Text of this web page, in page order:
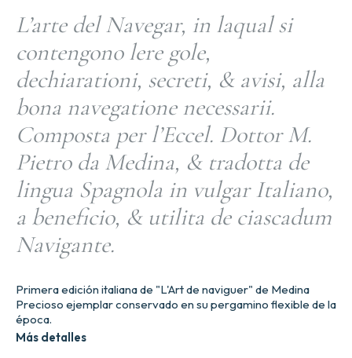
L’arte del Navegar, in laqual si
contengono lere gole,
dechiarationi, secreti, & avisi, alla
bona navegatione necessarii.
Composta per l’Eccel. Dottor M.
Pietro da Medina, & tradotta de
lingua Spagnola in vulgar Italiano,
a beneficio, & utilita de ciascadum
Navigante.
Primera edición italiana de "L'Art de naviguer" de Medina
Precioso ejemplar conservado en su pergamino flexible de la
época.
Más detalles